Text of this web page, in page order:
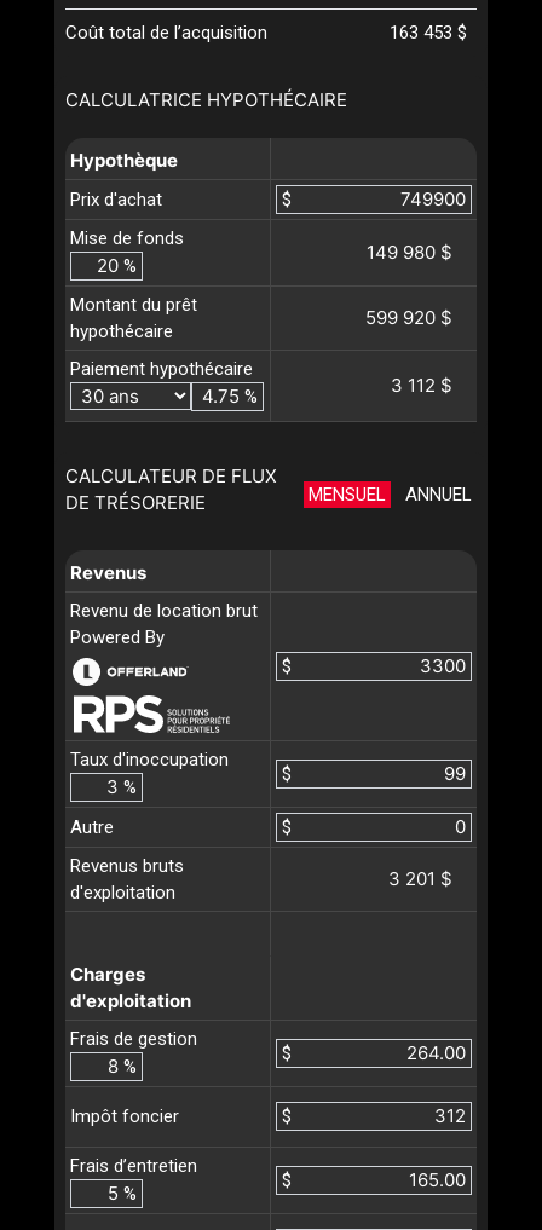
CALCULATRICE HYPOTHÉCAIRE
Hypothèque
Prix d'achat
$
Mise de fonds
%
149 980 $
Montant du prêt
hypothécaire
599 920 $
Paiement hypothécaire
%
3 112 $
CALCULATEUR DE FLUX
DE TRÉSORERIE
MENSUEL ANNUEL
Revenus
Revenu de location brut
Powered By
$
Taux d'inoccupation
%
$
Autre
$
Revenus bruts
d'exploitation
3 201 $
Charges
d'exploitation
Frais de gestion
%
$
Impôt foncier $
Frais d’entretien
%
$
Coût total de l’acquisition 163 453 $